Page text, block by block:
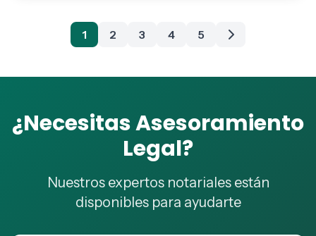
1 2 3 4 5
¿Necesitas Asesoramiento
Legal?
Nuestros expertos notariales están
disponibles para ayudarte